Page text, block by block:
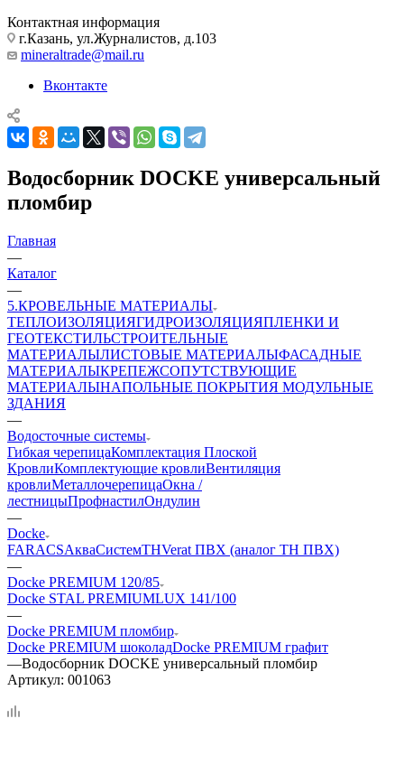
Контактная информация
г.Казань, ул.Журналистов, д.103
mineraltrade@mail.ru
Вконтакте
Водосборник DOCKE универсальный
пломбир
Главная
—
Каталог
—
5.КРОВЕЛЬНЫЕ МАТЕРИАЛЫ
ТЕПЛОИЗОЛЯЦИЯГИДРОИЗОЛЯЦИЯПЛЕНКИ И
ГЕОТЕКСТИЛЬСТРОИТЕЛЬНЫЕ
МАТЕРИАЛЫЛИСТОВЫЕ МАТЕРИАЛЫФАСАДНЫЕ
МАТЕРИАЛЫКРЕПЕЖСОПУТСТВУЮЩИЕ
МАТЕРИАЛЫНАПОЛЬНЫЕ ПОКРЫТИЯ МОДУЛЬНЫЕ
ЗДАНИЯ
—
Водосточные системы
Гибкая черепицаКомплектация Плоской
КровлиКомплектующие кровлиВентиляция
кровлиМеталлочерепицаОкна /
лестницыПрофнастилОндулин
—
Docke
FARACSАкваСистемТНVerat ПВХ (аналог ТН ПВХ)
—
Docke PREMIUM 120/85
Docke STAL PREMIUMLUX 141/100
—
Docke PREMIUM пломбир
Docke PREMIUM шоколадDocke PREMIUM графит
—Водосборник DOCKE универсальный пломбир
Артикул: 001063